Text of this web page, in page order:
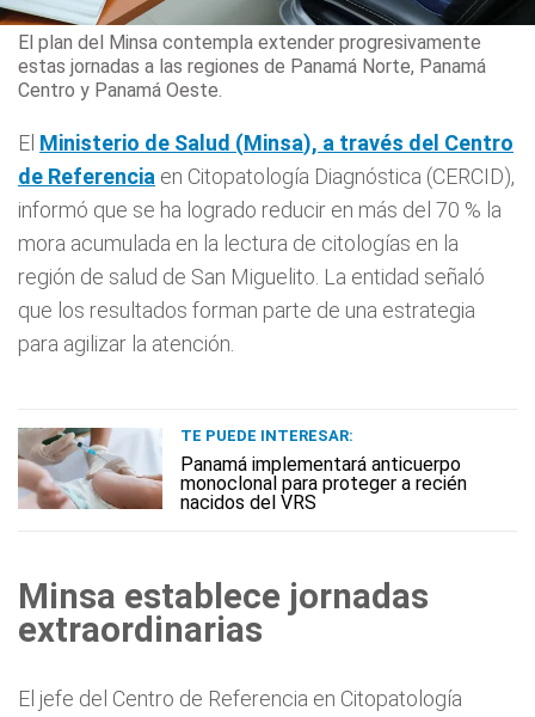
El plan del Minsa contempla extender progresivamente
estas jornadas a las regiones de Panamá Norte, Panamá
Centro y Panamá Oeste.
El Ministerio de Salud (Minsa), a través del Centro
de Referencia en Citopatología Diagnóstica (CERCID),
informó que se ha logrado reducir en más del 70 % la
mora acumulada en la lectura de citologías en la
región de salud de San Miguelito. La entidad señaló
que los resultados forman parte de una estrategia
para agilizar la atención.
TE PUEDE INTERESAR:
Panamá implementará anticuerpo
monoclonal para proteger a recién
nacidos del VRS
Minsa establece jornadas
extraordinarias
El jefe del Centro de Referencia en Citopatología